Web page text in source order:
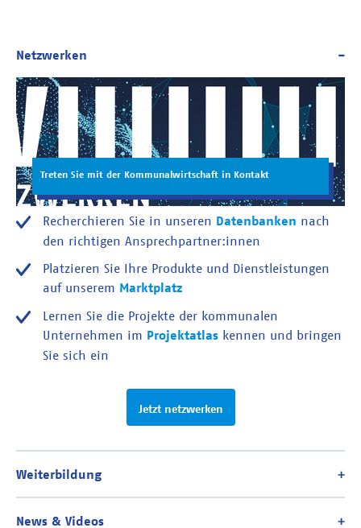
Treten Sie mit der Kommunalwirtschaft in Kontakt
Recherchieren Sie in unseren Datenbanken nach
den richtigen Ansprechpartner:innen
Platzieren Sie Ihre Produkte und Dienstleistungen
auf unserem Marktplatz
Lernen Sie die Projekte der kommunalen
Unternehmen im Projektatlas kennen und bringen
Sie sich ein
Jetzt netzwerken